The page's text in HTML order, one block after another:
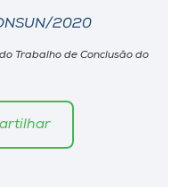
2020
Trabalho de Conclusão do